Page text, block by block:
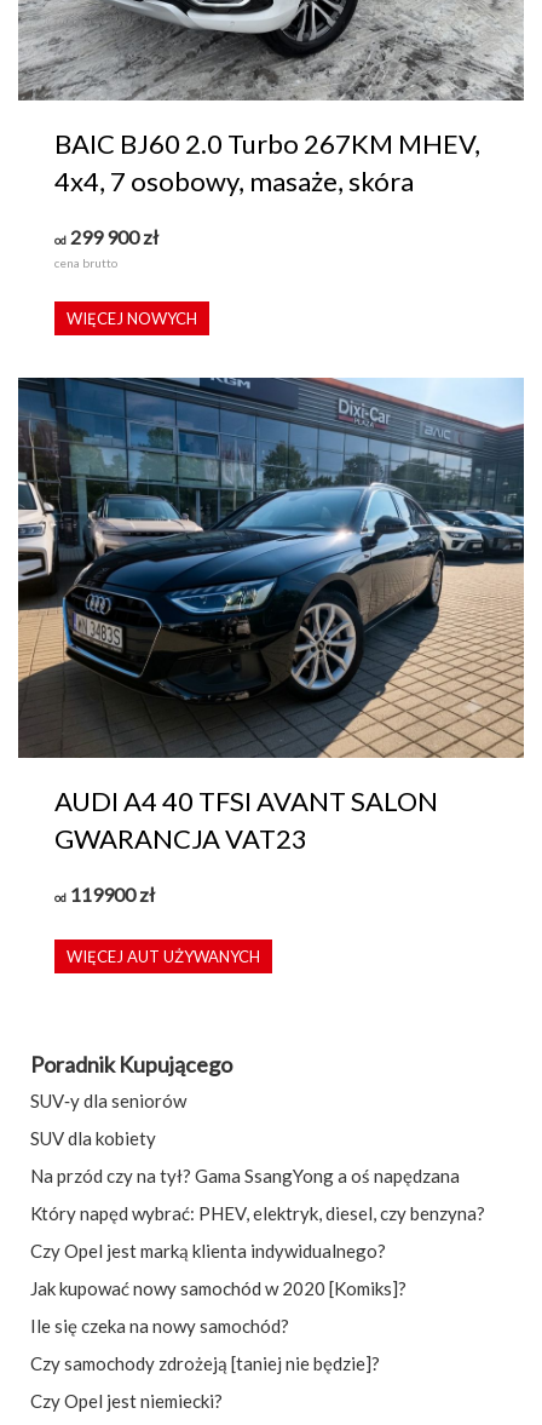
BAIC BJ60 2.0 Turbo 267KM MHEV,
4x4, 7 osobowy, masaże, skóra
od 299 900zł
cena brutto
WIĘCEJ NOWYCH
AUDI A4 40 TFSI AVANT SALON
GWARANCJA VAT23
od 119900zł
WIĘCEJ AUT UŻYWANYCH
Poradnik Kupującego
SUV‑y dla seniorów
SUV dla kobiety
Na przód czy na tył? Gama SsangYong a oś napędzana
Który napęd wybrać: PHEV, elektryk, diesel, czy benzyna?
Czy Opel jest marką klienta indywidualnego?
Jak kupować nowy samochód w 2020 [Komiks]?
Ile się czeka na nowy samochód?
Czy samochody zdrożeją [taniej nie będzie]?
Czy Opel jest niemiecki?